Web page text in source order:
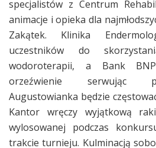
specjalistów z Centrum
animacje i opieka dla
Zakątek. Klinika
uczestników do
wodoroterapii, a Bank
orzeźwienie serwując
Augustowianka będzie
Kantor wręczy wyjątkową
wylosowanej podczas
trakcie turnieju. Kulminacją